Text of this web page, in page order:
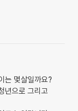
는 몇살일까요?
년으로 그리고